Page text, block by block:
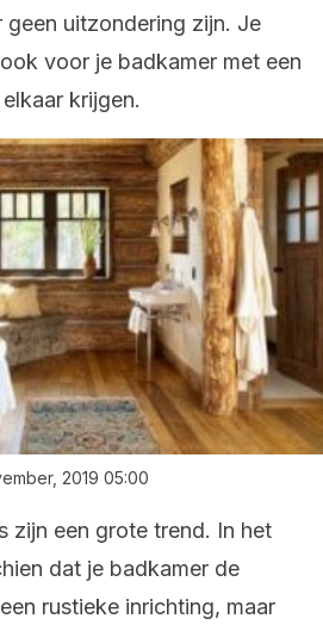
geen uitzondering zijn. Je
voor je badkamer met een
krijgen.
2019 05:00
zijn een grote trend. In het
dat je badkamer de
rustieke inrichting, maar